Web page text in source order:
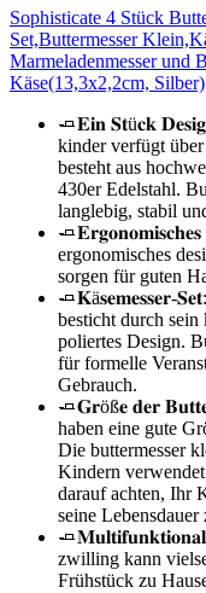
Sophisticate 4 Stück
Set,Buttermesser
Marmeladenmesser und
Käse(13,3x2,2cm, Silber)
🧈𝐄𝐢𝐧 𝐒𝐭ü𝐜𝐤
kinder verfügt
besteht aus
430er Edelstahl.
langlebig, stabil
🧈𝐄𝐫𝐠𝐨𝐧𝐨𝐦𝐢𝐬𝐜𝐡𝐞𝐬
ergonomisches
sorgen für guten
🧈𝐊ä𝐬𝐞𝐦𝐞𝐬𝐬𝐞𝐫-
besticht durch sein
poliertes Design.
für formelle
Gebrauch.
🧈𝐆𝐫öß𝐞 𝐝𝐞𝐫
haben eine gute
Die buttermesser
Kindern
darauf achten, Ihr
seine Lebensdauer
zwilling kann
Frühstück zu